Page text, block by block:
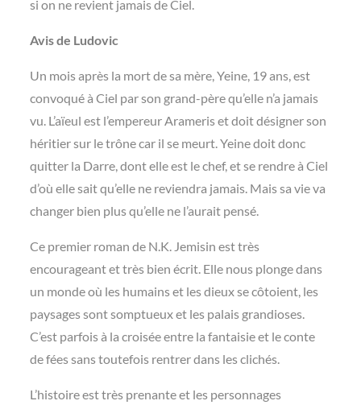
si on ne revient jamais de Ciel.
Avis de Ludovic
Un mois après la mort de sa mère, Yeine, 19 ans, est
convoqué à Ciel par son grand-père qu’elle n’a jamais
vu. L’aïeul est l’empereur Arameris et doit désigner son
héritier sur le trône car il se meurt. Yeine doit donc
quitter la Darre, dont elle est le chef, et se rendre à Ciel
d’où elle sait qu’elle ne reviendra jamais. Mais sa vie va
changer bien plus qu’elle ne l’aurait pensé.
Ce premier roman de N.K. Jemisin est très
encourageant et très bien écrit. Elle nous plonge dans
un monde où les humains et les dieux se côtoient, les
paysages sont somptueux et les palais grandioses.
C’est parfois à la croisée entre la fantaisie et le conte
de fées sans toutefois rentrer dans les clichés.
L’histoire est très prenante et les personnages